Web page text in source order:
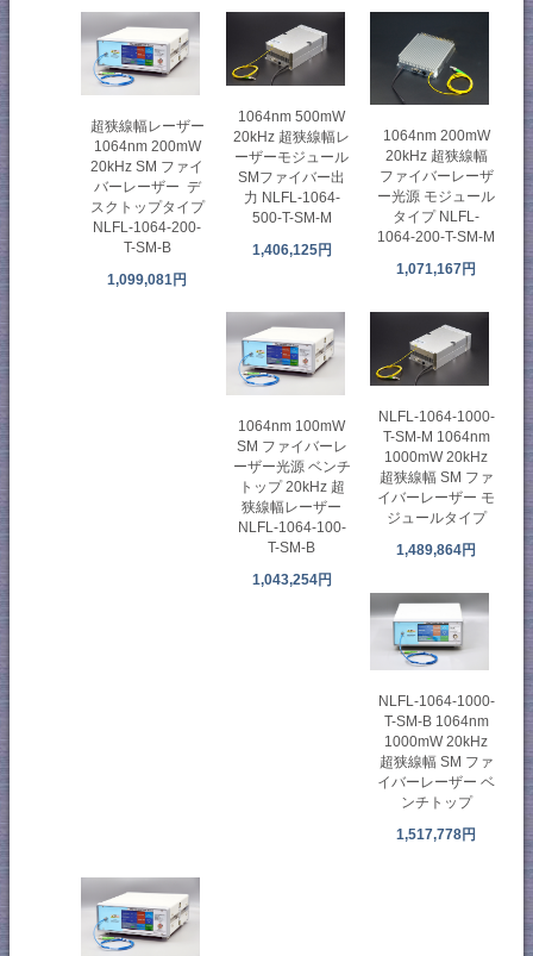
超狭線幅レーザー
1064nm 200mW
20kHz SM ファイ
バーレーザー デ
スクトップタイプ
NLFL-1064-200-
T-SM-B
1,099,081円
1064nm 500mW
20kHz 超狭線幅レ
ーザーモジュール
SMファイバー出
力 NLFL-1064-
500-T-SM-M
1,406,125円
1064nm 200mW
20kHz 超狭線幅
ファイバーレーザ
ー光源 モジュール
タイプ NLFL-
1064-200-T-SM-M
1,071,167円
1064nm 100mW
SM ファイバーレ
ーザー光源 ベンチ
トップ 20kHz 超
狭線幅レーザー
NLFL-1064-100-
T-SM-B
1,043,254円
NLFL-1064-1000-
T-SM-M 1064nm
1000mW 20kHz
超狭線幅 SM ファ
イバーレーザー モ
ジュールタイプ
1,489,864円
NLFL-1064-1000-
T-SM-B 1064nm
1000mW 20kHz
超狭線幅 SM ファ
イバーレーザー ベ
ンチトップ
1,517,778円